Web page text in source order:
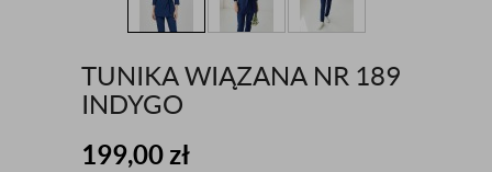
TUNIKA WIĄZANA NR 189
INDYGO
199,00zł